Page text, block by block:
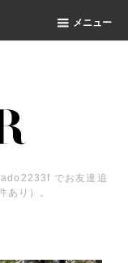
メニュー
でお友達追
あり）。